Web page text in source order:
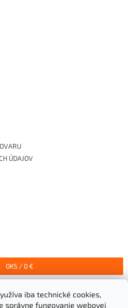
iba technické cookies,
správne fungovanie webovej
ÚDAJOV
0KS / 0 €